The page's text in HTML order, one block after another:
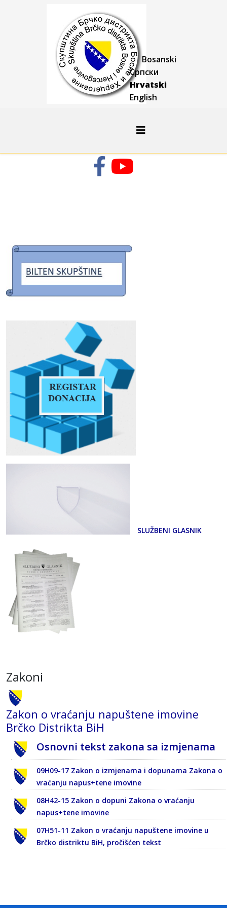
Bosanski
Српски
Hrvatski
English
SLUŽBENI GLASNIK
Zakoni
Zakon o vraćanju napuštene imovine
Brčko Distrikta BiH
Osnovni tekst zakona sa izmjenama
09H09-17 Zakon o izmjenama i dopunama Zakona o
vraćanju napus+tene imovine
08H42-15 Zakon o dopuni Zakona o vraćanju
napus+tene imovine
07H51-11 Zakon o vraćanju napuštene imovine u
Brčko distriktu BiH, pročišćen tekst